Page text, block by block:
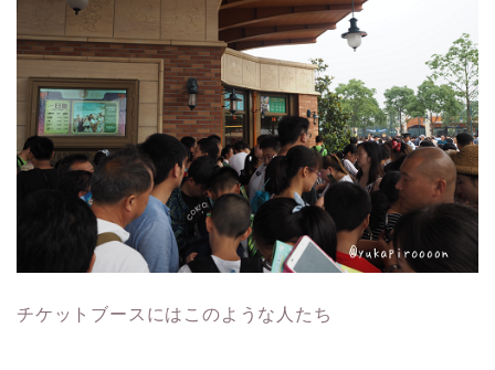
チケットブースにはこのような人たち